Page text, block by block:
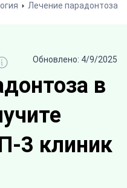
Лечение парадонтоза
Обновлено: 4/9/2025
в
3 клиник